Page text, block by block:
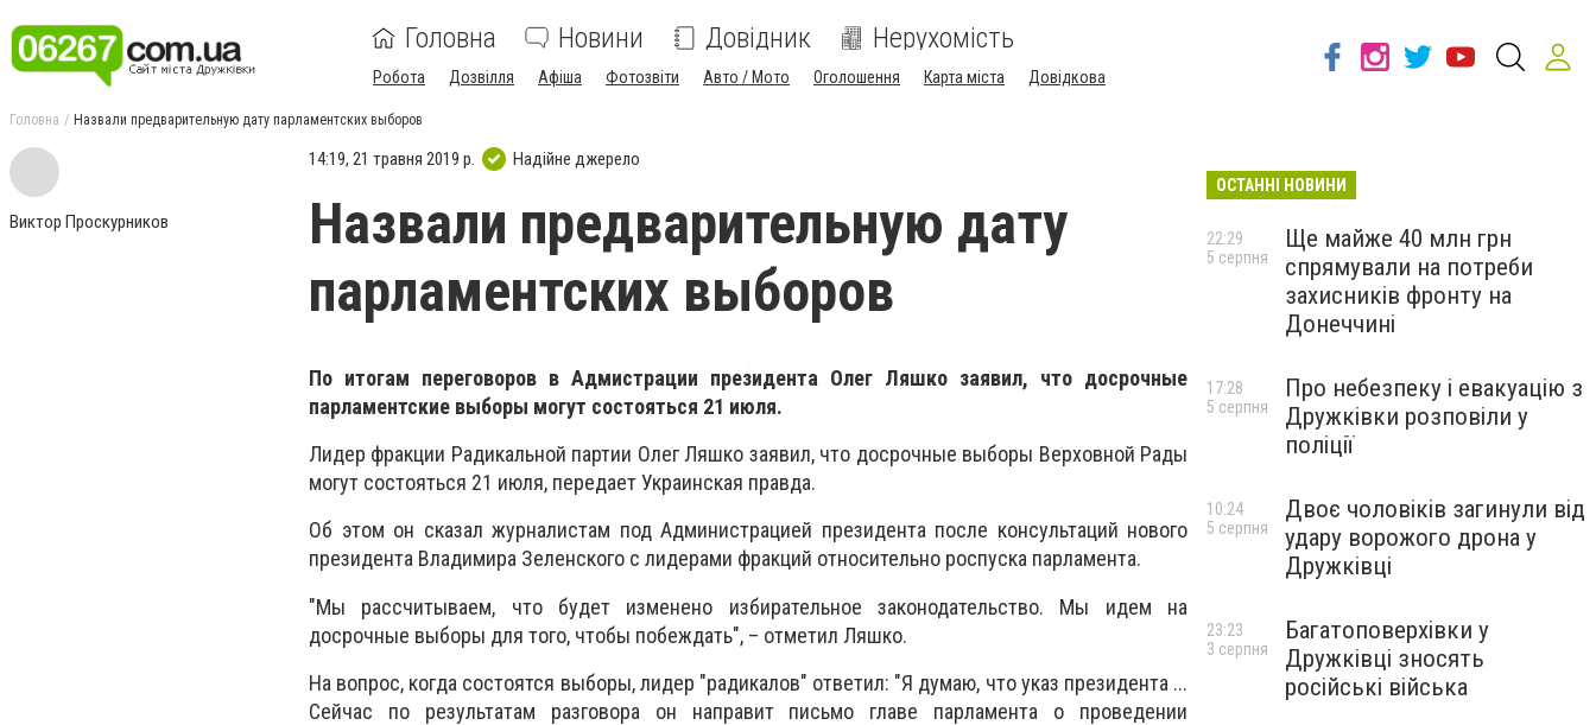
Головна Новини Довідник Нерухомість
Робота Дозвілля Афіша Фотозвіти Авто / Мото Оголошення Карта міста Довідкова
Головна Назвали предварительную дату парламентских выборов
Виктор Проскурников
14:19, 21 травня 2019 р. Надійне джерело
Назвали предварительную дату
парламентских выборов
По итогам переговоров в Адмистрации президента Олег Ляшко заявил, что досрочные
парламентские выборы могут состояться 21 июля.
Лидер фракции Радикальной партии Олег Ляшко заявил, что досрочные выборы Верховной Рады
могут состояться 21 июля, передает Украинская правда.
Об этом он сказал журналистам под Администрацией президента после консультаций нового
президента Владимира Зеленского с лидерами фракций относительно роспуска парламента.
"Мы рассчитываем, что будет изменено избирательное законодательство. Мы идем на
досрочные выборы для того, чтобы побеждать", – отметил Ляшко.
На вопрос, когда состоятся выборы, лидер "радикалов" ответил: "Я думаю, что указ президента ...
Сейчас по результатам разговора он направит письмо главе парламента о проведении
ОСТАННІ НОВИНИ
Ще майже 40 млн грн
спрямували на потреби
захисників фронту на
Донеччині
22:29
5 серпня
Про небезпеку і евакуацію з
Дружківки розповіли у
поліції
17:28
5 серпня
Двоє чоловіків загинули від
удару ворожого дрона у
Дружківці
10:24
5 серпня
Багатоповерхівки у
Дружківці зносять
російські війська
23:23
3 серпня